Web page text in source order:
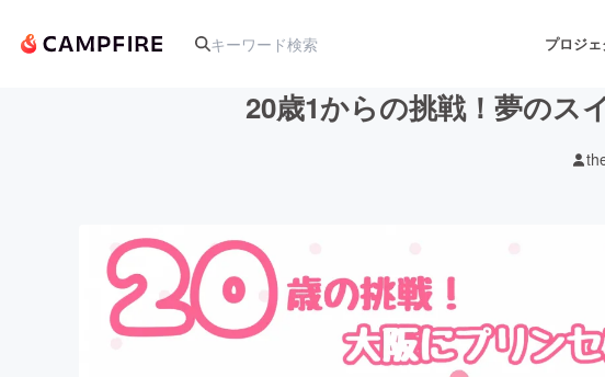
プロジ
アート・写真
テクノロジー・ガジェット ゲーム・サ
20歳1からの挑戦！夢の